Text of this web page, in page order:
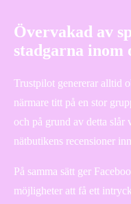
Övervakad av
stadgarna inom
Trustpilot genererar alltid
närmare titt på en stor
och på grund av detta
nätbutikens recensioner
På samma sätt ger
möjligheter att få ett